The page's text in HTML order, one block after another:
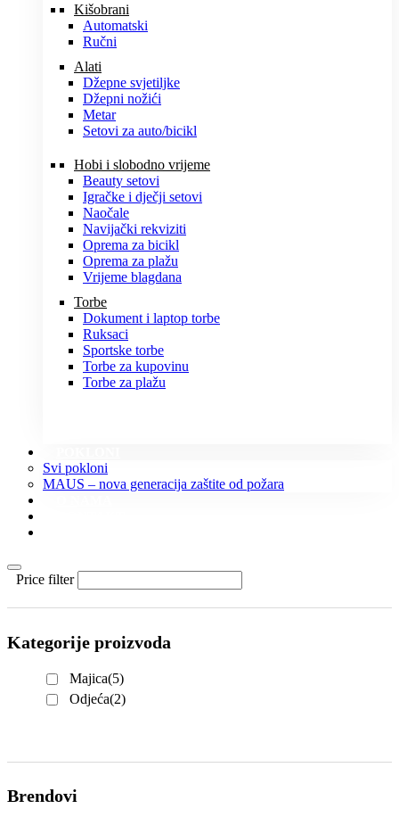
Kišobrani
Automatski
Ručni
Alati
Džepne svjetiljke
Džepni nožići
Metar
Setovi za auto/bicikl
Hobi i slobodno vrijeme
Beauty setovi
Igračke i dječji setovi
Naočale
Navijački rekviziti
Oprema za bicikl
Oprema za plažu
Vrijeme blagdana
Torbe
Dokument i laptop torbe
Ruksaci
Sportske torbe
Torbe za kupovinu
Torbe za plažu
Svi pokloni
MAUS – nova generacija zaštite od požara
Price filter
Kategorije proizvoda
Majica(5)
Odjeća(2)
Brendovi